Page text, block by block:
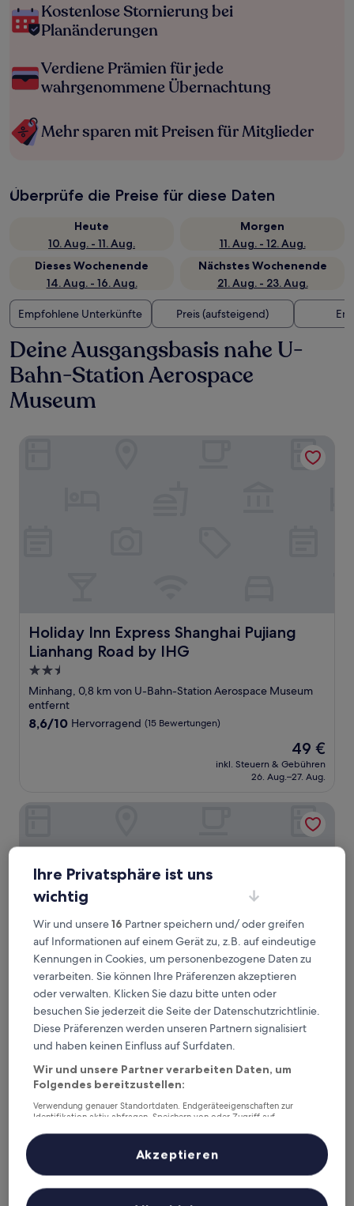
Kostenlose Stornierung bei
Planänderungen
Verdiene Prämien für jede
wahrgenommene Übernachtung
Mehr sparen mit Preisen für Mitglieder
Überprüfe die Preise für diese Daten
Heute
10. Aug. - 11. Aug.
Morgen
11. Aug. - 12. Aug.
Dieses Wochenende
14. Aug. - 16. Aug.
Nächstes Wochenende
21. Aug. - 23. Aug.
Empfohlene Unterkünfte Preis (aufsteigend)
Deine Ausgangsbasis nahe U-
Bahn-Station Aerospace
Museum
Holiday Inn Express Shanghai Pujiang
Lianhang Road by IHG
Holiday Inn Express Shanghai Pujiang Lianhang Road by
2.5-
Sterne-
Unterkunft
Minhang, 0,8 km von U-Bahn-Station Aerospace Museum
entfernt
8.6
8,6/10 Hervorragend (15 Bewertungen)
Der
Preis
beträgt
49 €
inkl. Steuern & Gebühren
26. Aug.–27. Aug.
Holiday Inn Express Shanghai Pujiang Lianhang Road by
IntercityHotel Shanghai Pujiang Center
IntercityHotel Shanghai Pujiang Center
4.0-
Sterne-
Unterkunft
Minhang, 0,9 km von U-Bahn-Station Aerospace Museum
entfernt
beträgt
11. Aug.–12. Aug.
Sunkist International Hotel
Ihre Privatsphäre ist uns
wichtig
Wir und unsere16 Partner speichern und/ oder greifen
auf Informationen auf einem Gerät zu, z.B. auf eindeutige
Kennungen in Cookies, um personenbezogene Daten zu
verarbeiten. Sie können Ihre Präferenzen akzeptieren
oder verwalten. Klicken Sie dazu bitte unten oder
besuchen Sie jederzeit die Seite der Datenschutzrichtlinie.
Diese Präferenzen werden unseren Partnern signalisiert
und haben keinen Einfluss auf Surfdaten.
Wir und unsere Partner verarbeiten Daten, um
Folgendes bereitzustellen:
Verwendung genauer Standortdaten. Endgeräteeigenschaften zur
Identifikation aktiv abfragen. Speichern von oder Zugriff auf
Inhalte, Messung von Werbeleistung und der Performance von Inhalten,
Zielgruppenforschung sowie Entwicklung und Verbesserung von
Liste der Partner (Lieferanten)
Akzeptieren